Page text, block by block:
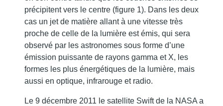
précipitent vers le centre (figure 1). Dans les deux
cas un jet de matière allant à une vitesse très
proche de celle de la lumière est émis, qui sera
observé par les astronomes sous forme d’une
émission puissante de rayons gamma et X, les
formes les plus énergétiques de la lumière, mais
aussi en optique, infrarouge et radio.
Le 9 décembre 2011 le satellite Swift de la NASA a